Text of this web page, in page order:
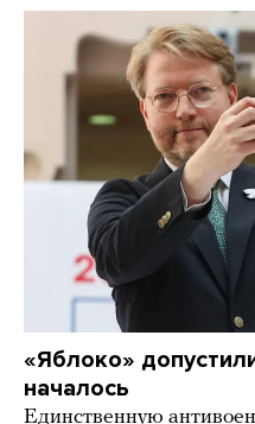
«Яблоко»
началось
Единственную